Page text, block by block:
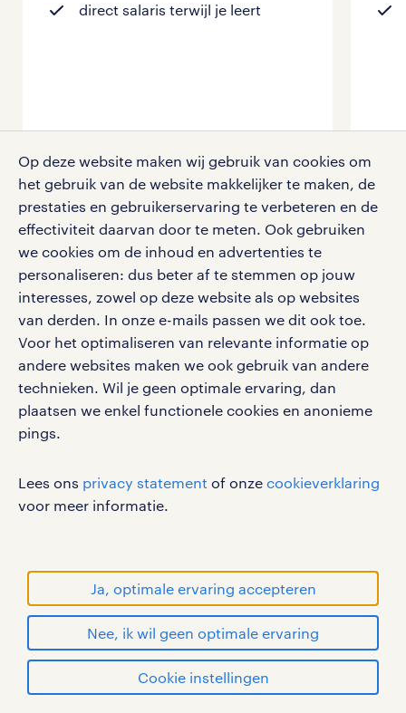
Op deze website maken wij gebruik van cookies om
het gebruik van de website makkelijker te maken, de
prestaties en gebruikerservaring te verbeteren en de
effectiviteit daarvan door te meten. Ook gebruiken
we cookies om de inhoud en advertenties te
personaliseren: dus beter af te stemmen op jouw
interesses, zowel op deze website als op websites
van derden. In onze e-mails passen we dit ook toe.
Voor het optimaliseren van relevante informatie op
andere websites maken we ook gebruik van andere
technieken. Wil je geen optimale ervaring, dan
plaatsen we enkel functionele cookies en anonieme
pings.
Lees ons privacy statement of onze cookieverklaring
voor meer informatie.
Ja, optimale ervaring accepteren
Nee, ik wil geen optimale ervaring
Cookie instellingen
direct salaris terwijl je leert
lees meer
was een opleiding toch
niet helemaal wat je zocht?
zoeken